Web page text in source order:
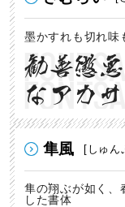
墨かすれも切れ
勧善懲
なアカ
隼風 [しゅん
隼の翔ぶが如く、
した書体